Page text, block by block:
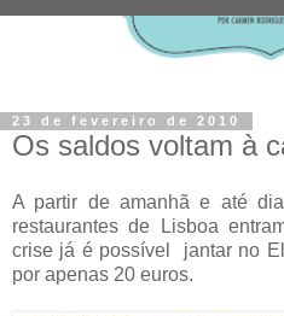
23 de fevereiro de 2010
Os saldos voltam à
A partir de amanhã e até
restaurantes de Lisboa
crise já é possível jantar no
por apenas 20 euros.